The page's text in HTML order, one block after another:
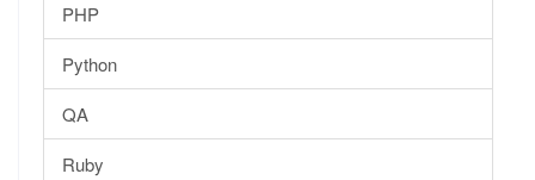
PHP
Python
QA
Ruby